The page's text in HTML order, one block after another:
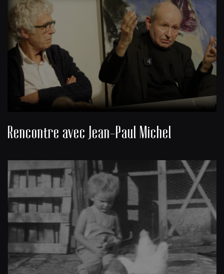
Rencontre avec Jean-Paul Michel